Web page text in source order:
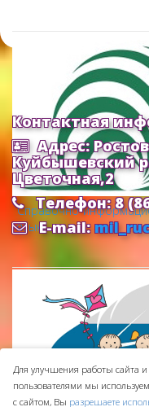
Cправочно-
язык»
Контактная
Адрес:
Куйбышевский
Цветочная,2
Телефон: 8
E-mail:
МБДОУ
Для улучшения работы сайта и
пользователями мы
с сайтом, Вы разрешаете